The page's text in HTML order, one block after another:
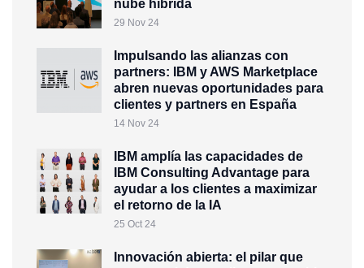
nube híbrida
29 Nov 24
Impulsando las alianzas con
partners: IBM y AWS Marketplace
abren nuevas oportunidades para
clientes y partners en España
14 Nov 24
IBM amplía las capacidades de
IBM Consulting Advantage para
ayudar a los clientes a maximizar
el retorno de la IA
25 Oct 24
Innovación abierta: el pilar que